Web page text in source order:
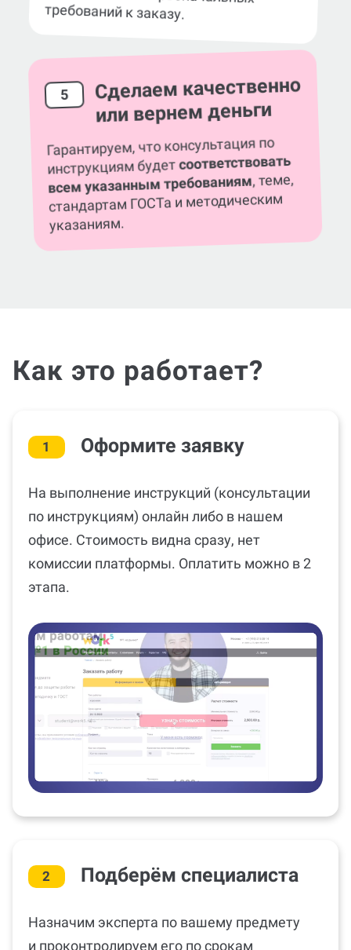
требований к заказу.
5 Сделаем качественно
или вернем деньги
Гарантируем, что консультация по
инструкциям будетсоответствовать
всем указанным требованиям, теме,
стандартам ГОСТа и методическим
указаниям.
Как это работает?
1 Оформите заявку
На выполнение инструкций (консультации
по инструкциям) онлайн либо в нашем
офисе. Стоимость видна сразу, нет
комиссии платформы. Оплатить можно в 2
этапа.
2 Подберём специалиста
Назначим эксперта по вашему предмету
и проконтролируем его по срокам